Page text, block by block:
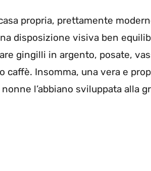
propria, prettamente
disposizione visiva ben
gingilli in argento, posate,
caffè. Insomma, una vera e
l’abbiano sviluppata alla